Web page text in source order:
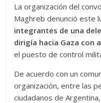
La organización del
Maghreb denunció este
integrantes de una
dirigía hacia Gaza con
el puesto de control
De acuerdo con un
organización, entre las
ciudadanos de